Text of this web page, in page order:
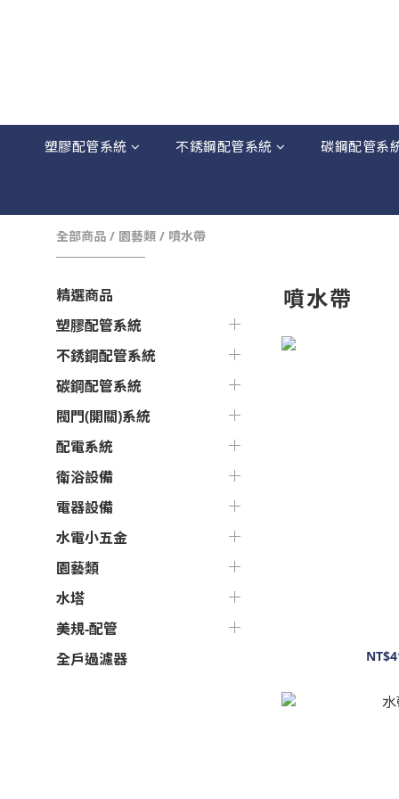
塑膠配管系統 不銹鋼配管系統 碳鋼配管系
全部商品 / 園藝類 / 噴水帶
精選商品
塑膠配管系統
不銹鋼配管系統
碳鋼配管系統
閥門(開關)系統
配電系統
衛浴設備
電器設備
水電小五金
園藝類
水塔
美規-配管
全戶過濾器
噴水帶